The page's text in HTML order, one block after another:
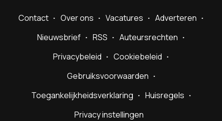
Contact Over ons Vacatures
Adverteren
Nieuwsbrief
RSS
Auteursrechten
Privacybeleid
Cookiebeleid
Gebruiksvoorwaarden
Toegankelijkheidsverklaring
Huisregels
Privacy instellingen